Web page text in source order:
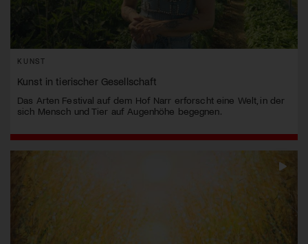
KUNST
Kunst in tierischer Gesellschaft
Das Arten Festival auf dem Hof Narr erforscht eine Welt, in der
sich Mensch und Tier auf Augenhöhe begegnen.